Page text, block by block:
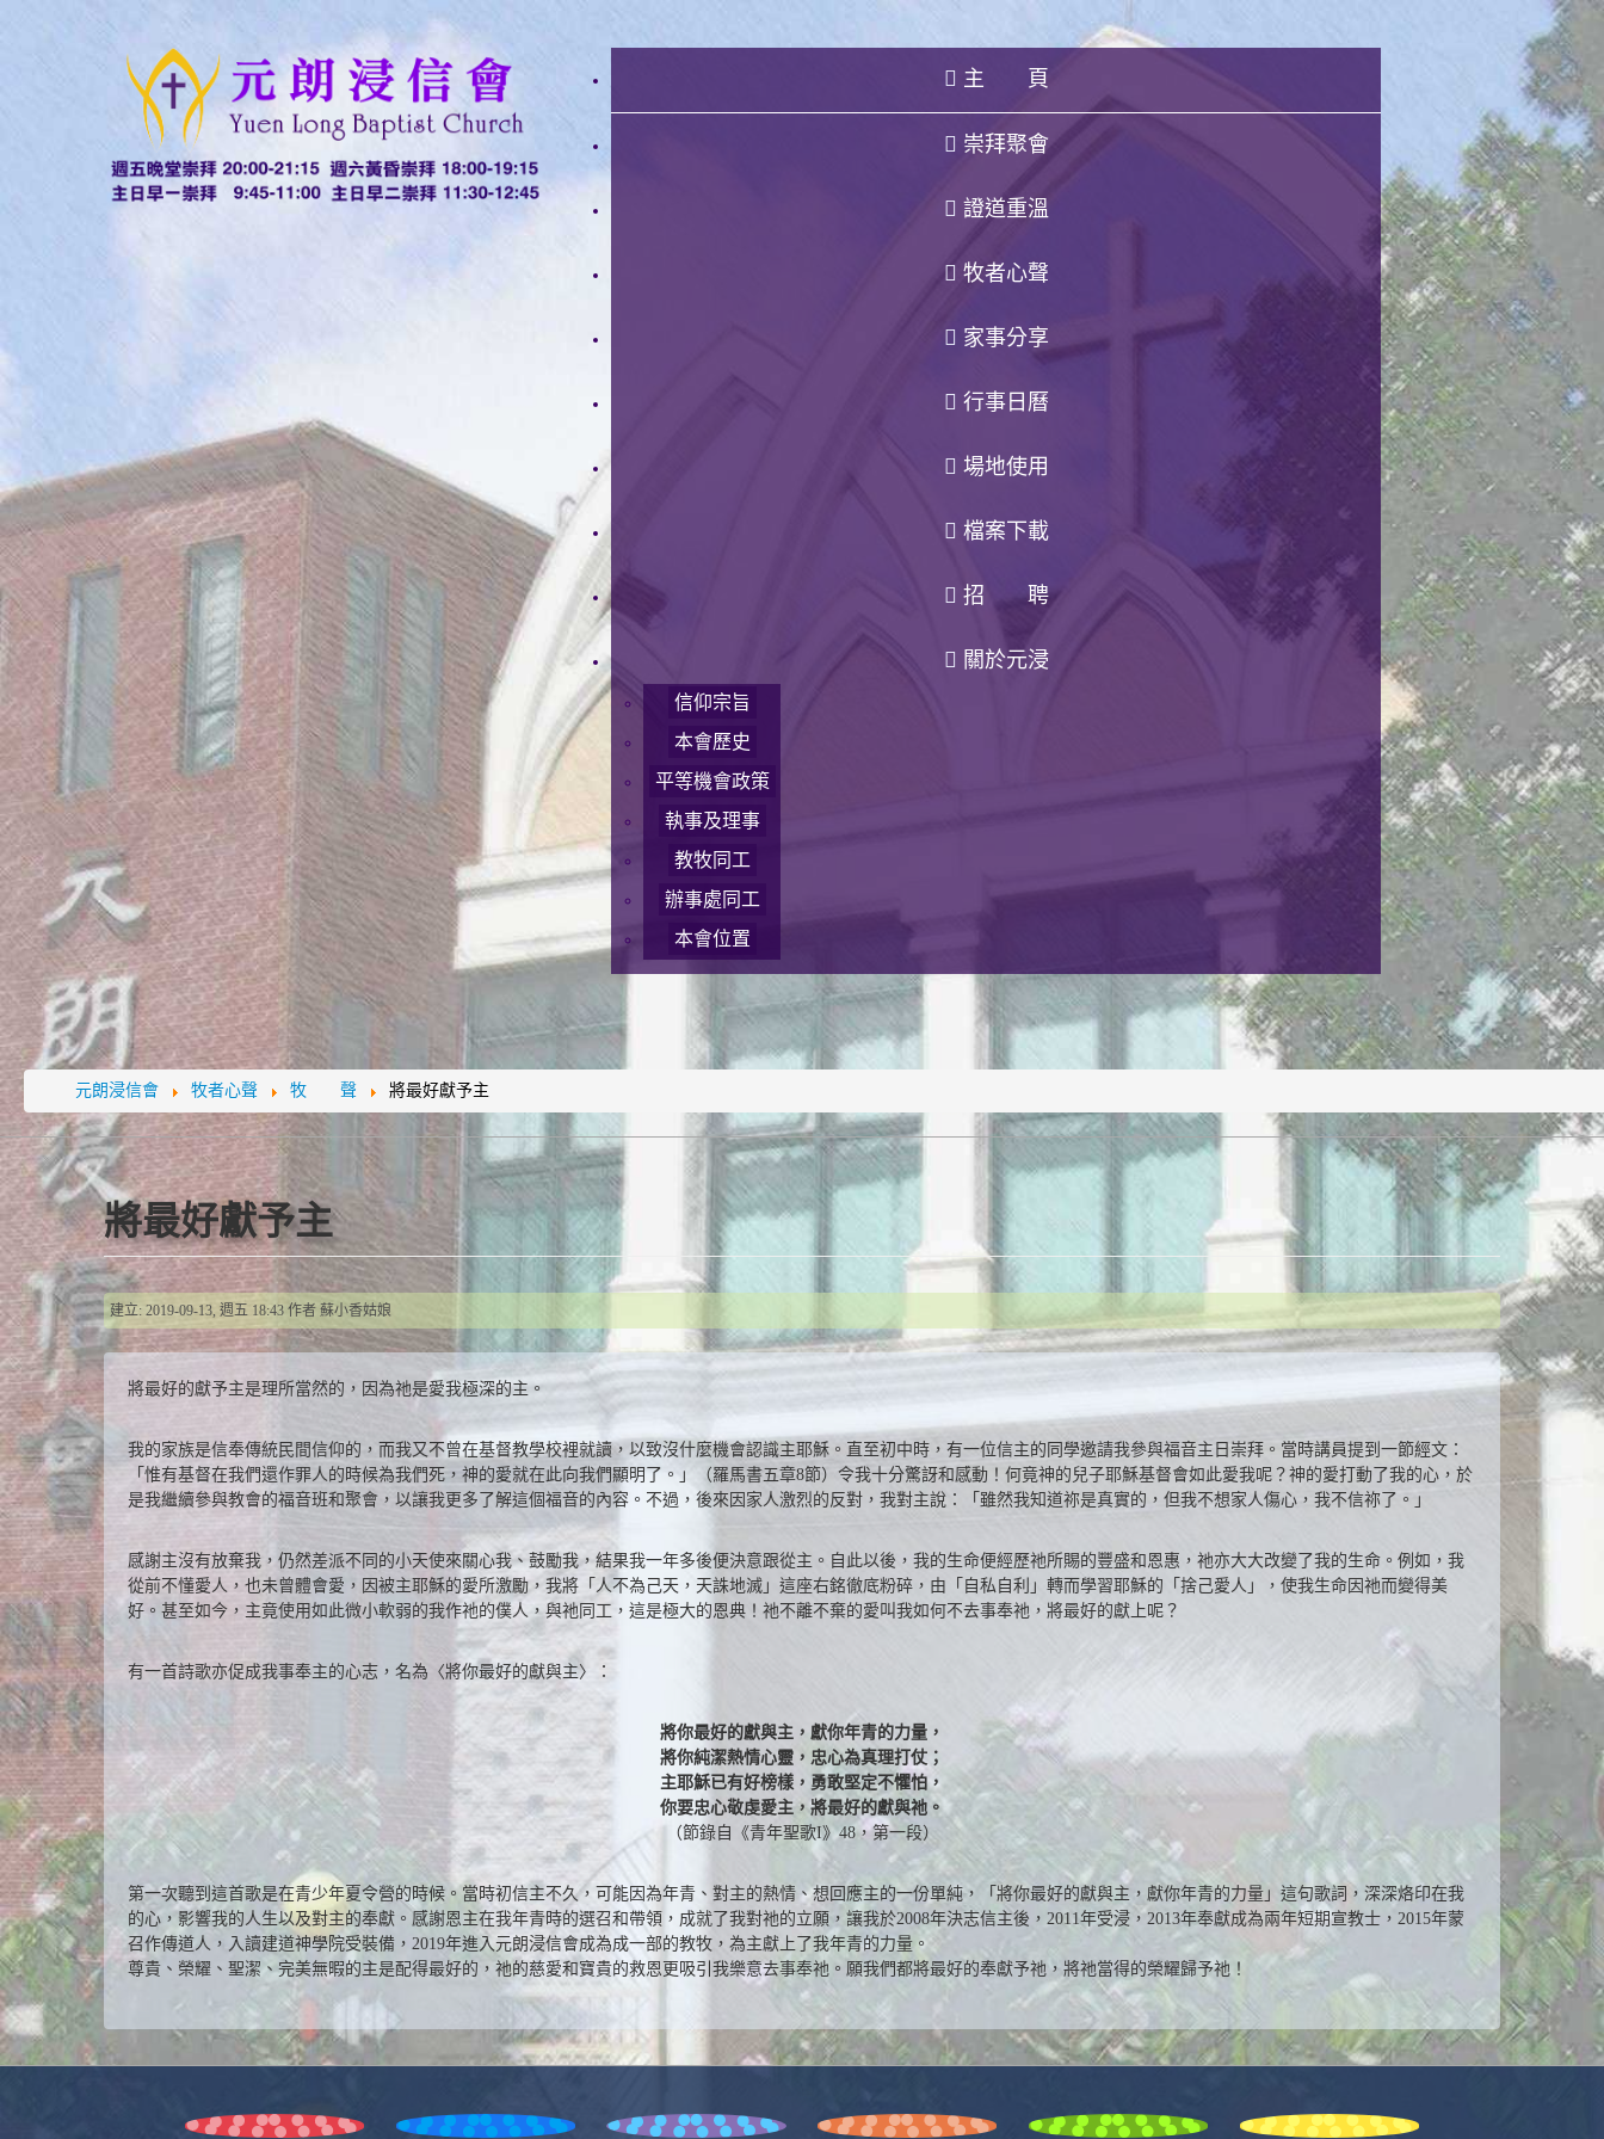
主 頁
崇拜聚會
證道重溫
牧者心聲
家事分享
行事日曆
場地使用
檔案下載
招 聘
關於元浸
信仰宗旨
本會歷史
平等機會政策
執事及理事
教牧同工
辦事處同工
本會位置
元朗浸信會 牧者心聲 牧 聲 將最好獻予主
將最好獻予主
建立: 2019-09-13, 週五 18:43 作者 蘇小香姑娘
將最好的獻予主是理所當然的，因為祂是愛我極深的主。
我的家族是信奉傳統民間信仰的，而我又不曾在基督教學校裡就讀，以致沒什麼機會認識主耶穌。直至初中時，有一位信主的同學邀請我參與福音主日崇拜。當時講員提到一節經文：
「惟有基督在我們還作罪人的時候為我們死，神的愛就在此向我們顯明了。」（羅馬書五章8節）令我十分驚訝和感動！何竟神的兒子耶穌基督會如此愛我呢？神的愛打動了我的心，於
是我繼續參與教會的福音班和聚會，以讓我更多了解這個福音的內容。不過，後來因家人激烈的反對，我對主說：「雖然我知道祢是真實的，但我不想家人傷心，我不信祢了。」
感謝主沒有放棄我，仍然差派不同的小天使來關心我、鼓勵我，結果我一年多後便決意跟從主。自此以後，我的生命便經歷祂所賜的豐盛和恩惠，祂亦大大改變了我的生命。例如，我
從前不懂愛人，也未曾體會愛，因被主耶穌的愛所激勵，我將「人不為己天，天誅地滅」這座右銘徹底粉碎，由「自私自利」轉而學習耶穌的「捨己愛人」，使我生命因祂而變得美
好。甚至如今，主竟使用如此微小軟弱的我作祂的僕人，與祂同工，這是極大的恩典！祂不離不棄的愛叫我如何不去事奉祂，將最好的獻上呢？
有一首詩歌亦促成我事奉主的心志，名為〈將你最好的獻與主〉：
將你最好的獻與主，獻你年青的力量，
將你純潔熱情心靈，忠心為真理打仗；
主耶穌已有好榜樣，勇敢堅定不懼怕，
你要忠心敬虔愛主，將最好的獻與祂。
（節錄自《青年聖歌I》48，第一段）
第一次聽到這首歌是在青少年夏令營的時候。當時初信主不久，可能因為年青、對主的熱情、想回應主的一份單純，「將你最好的獻與主，獻你年青的力量」這句歌詞，深深烙印在我
的心，影響我的人生以及對主的奉獻。感謝恩主在我年青時的選召和帶領，成就了我對祂的立願，讓我於2008年決志信主後，2011年受浸，2013年奉獻成為兩年短期宣教士，2015年蒙
召作傳道人，入讀建道神學院受裝備，2019年進入元朗浸信會成為成一部的教牧，為主獻上了我年青的力量。
尊貴、榮耀、聖潔、完美無暇的主是配得最好的，祂的慈愛和寶貴的救恩更吸引我樂意去事奉祂。願我們都將最好的奉獻予祂，將祂當得的榮耀歸予祂！